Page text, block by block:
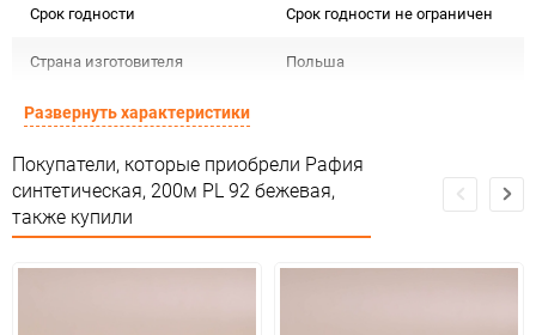
Срок годности Срок годности не ограничен
Страна изготовителя Польша
Предназначение товара
Сертификация Не подлежит сертификации
Особые условия Особых условий не требует
Развернуть характеристики
Покупатели, которые приобрели Рафия
синтетическая, 200м PL 92 бежевая,
также купили